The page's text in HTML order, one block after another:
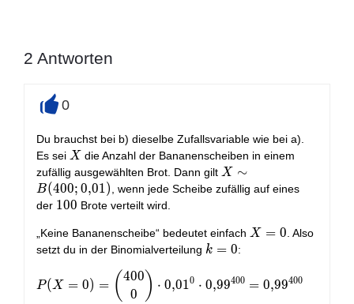
2 Antworten
0
Du brauchst bei b) dieselbe Zufallsvariable wie bei a).
Es sei X
X die Anzahl der Bananenscheiben in einem
zufällig ausgewählten Brot. Dann gilt X\sim
B(400;0{,}01)
X ∼
B(400; 0,01), wenn jede Scheibe zufällig auf eines
der 100
100 Brote verteilt wird.
„Keine Bananenscheibe“ bedeutet einfach X=0
X = 0. Also
setzt du in der Binomialverteilung k=0
k = 0:
P(X=0)=\binom{400}{0}\cdot 0{,}01^0\cdot
P(X = 0) = ( 0
400 ) ⋅ 0,010 ⋅ 0,99400 = 0,99400